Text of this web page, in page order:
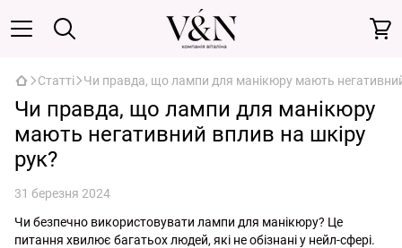
Статті Чи правда, що лампи для манікюру мають
Чи правда, що лампи для манікюру
мають негативний вплив на шкіру
рук?
31 березня 2024
Чи безпечно використовувати лампи для манікюру? Це
питання хвилює багатьох людей, які не обізнані у нейл-сфері.